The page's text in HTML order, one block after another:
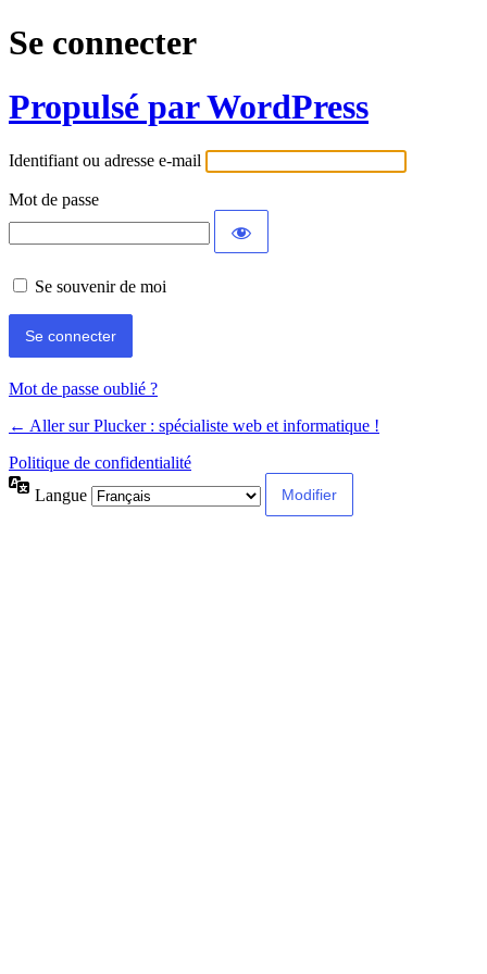
Se connecter
Propulsé par WordPress
Identifiant ou adresse e-mail
Mot de passe
Se souvenir de moi
Mot de passe oublié ?
← Aller sur Plucker : spécialiste web et informatique !
Politique de confidentialité
Langue